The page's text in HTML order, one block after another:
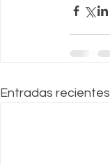
Entradas recientes